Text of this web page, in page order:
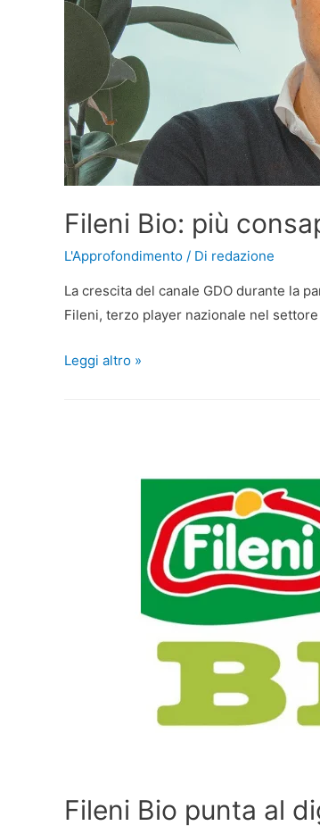
Fileni Bio: più
L'Approfondimento / Di redazione
La crescita del canale GDO durante la
Fileni, terzo player nazionale nel
Leggi altro »
Fileni Bio punta al